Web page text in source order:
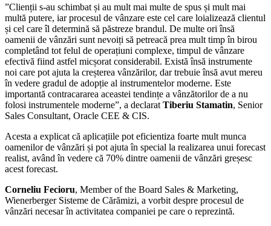
”Clienții s-au schimbat și au mult mai multe de spus și mult mai
multă putere, iar procesul de vânzare este cel care loializează clientul
și cel care îl determină să păstreze brandul. De multe ori însă
oamenii de vânzări sunt nevoiți să petreacă prea mult timp în birou
completând tot felul de operațiuni complexe, timpul de vânzare
efectivă fiind astfel micșorat considerabil. Există însă instrumente
noi care pot ajuta la creșterea vânzărilor, dar trebuie însă avut mereu
în vedere gradul de adopție al instrumentelor moderne. Este
importantă contracararea aceastei tendințe a vânzătorilor de a nu
folosi instrumentele moderne”, a declarat Tiberiu Stamatin, Senior
Sales Consultant, Oracle CEE & CIS.
Acesta a explicat că aplicațiile pot eficientiza foarte mult munca
oamenilor de vânzări și pot ajuta în special la realizarea unui forecast
realist, având în vedere că 70% dintre oamenii de vânzări greșesc
acest forecast.
Corneliu Fecioru, Member of the Board Sales & Marketing,
Wienerberger Sisteme de Cărămizi, a vorbit despre procesul de
vânzări necesar în activitatea companiei pe care o reprezintă.